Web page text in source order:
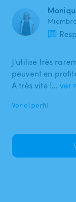
J'utilise très
peuvent en
A très vite !… ver
Ver el perfil